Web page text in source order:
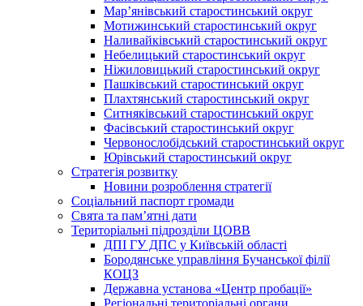
Мар’янівський старостинський округ
Мотижинський старостинський округ
Наливайківський старостинський округ
Небелицький старостинський округ
Ніжиловицький старостинський округ
Пашківський старостинський округ
Плахтянський старостинський округ
Ситняківський старостинський округ
Фасівський старостинський округ
Червонослобідський старостинський округ
Юрівський старостинський округ
Стратегія розвитку
Новини розроблення стратегії
Соціальний паспорт громади
Свята та пам’ятні дати
Територіальні підрозділи ЦОВВ
ДПІ ГУ ДПС у Київській області
Бородянське управління Бучанської філії
КОЦЗ
Державна установа «Центр пробації»
Регіональні територіальні органи